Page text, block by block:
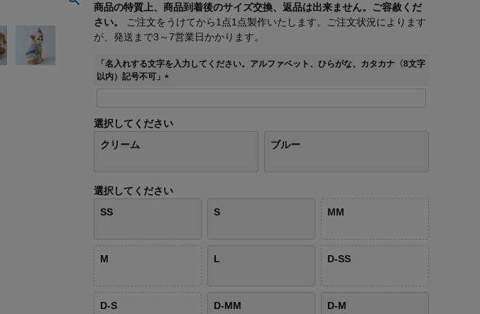
商品の特質上、商品到着後のサイズ交換、返品は出来ません。ご容赦くだ
さい。
ご注文をうけてから1点1点製作いたします。ご注文状況によります
が、発送まで3～7営業日かかります。
「名入れする文字を入力してください。アルファベット、ひらがな、カタカナ〈8文字
以内）記号不可」
(
)
選択してください
クリーム
ブルー
選択してください
SS
S MM
M L D-SS
D-S D-MM D-M